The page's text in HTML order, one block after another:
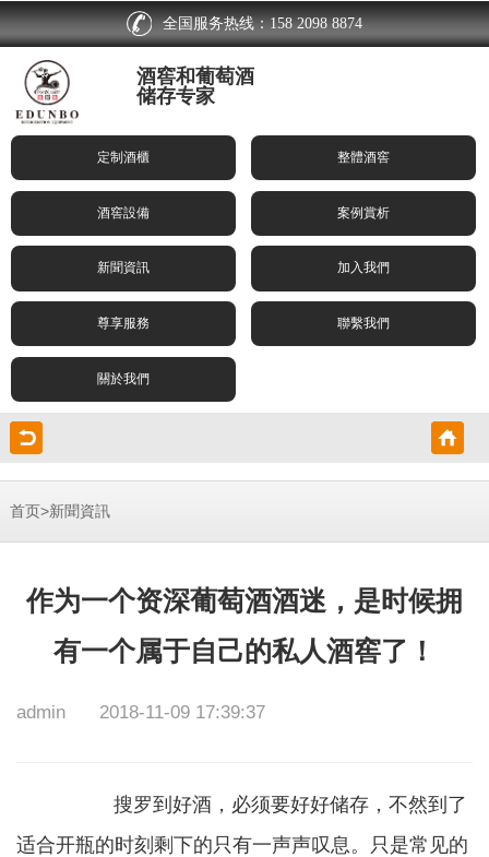
全国服务热线：158 2098 8874
酒窖和葡萄酒
储存专家
定制酒櫃 整體酒窖
酒窖設備 案例賞析
新聞資訊 加入我們
尊享服務 聯繫我們
關於我們
首页>新聞資訊
作为一个资深葡萄酒酒迷，是时候拥
有一个属于自己的私人酒窖了！
admin 2018-11-09 17:39:37
搜罗到好酒，必须要好好储存，不然到了
适合开瓶的时刻剩下的只有一声声叹息。只是常见的